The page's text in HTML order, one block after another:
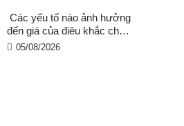
Các yếu tố nào ảnh hưởng
đến giá của điêu khắc chân
mày ?
05/08/2026